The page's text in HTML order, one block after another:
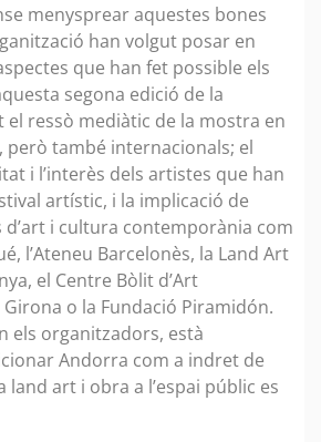
menysprear aquestes bones
han volgut posar en
que han fet possible els
segona edició de la
el ressò mediàtic de la mostra en
però també internacionals; el
i l’interès dels artistes que han
artístic, i la implicació de
i cultura contemporània com
l’Ateneu Barcelonès, la Land Art
el Centre Bòlit d’Art
o la Fundació Piramidón.
els organitzadors, està
Andorra com a indret de
land art i obra a l’espai públic es